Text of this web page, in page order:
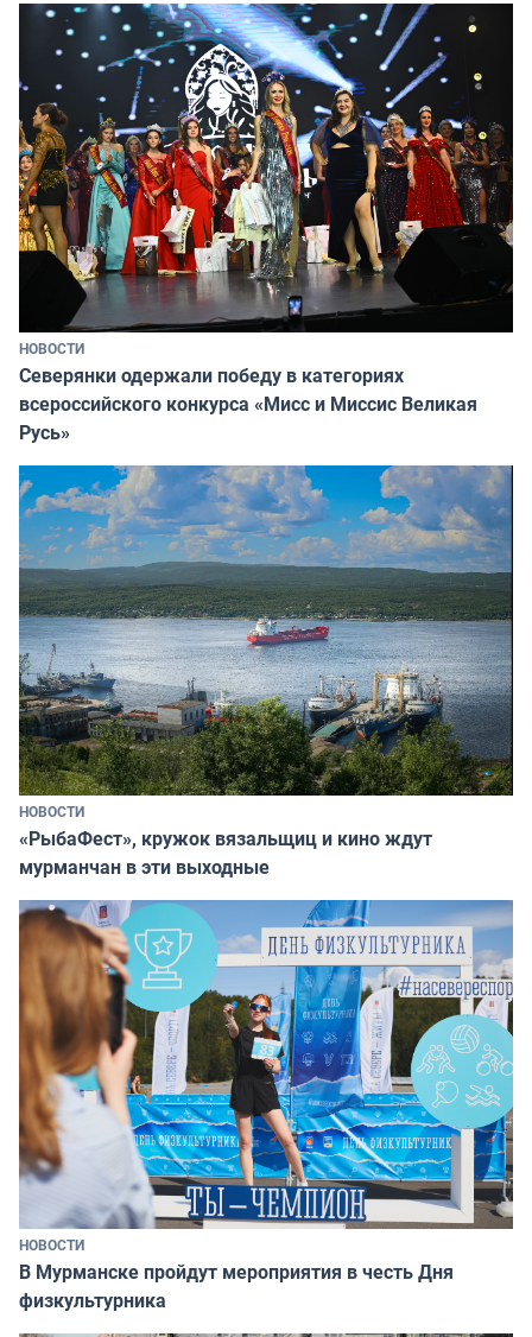
НОВОСТИ
Северянки одержали победу в категориях
всероссийского конкурса «Мисс и Миссис Великая
Русь»
НОВОСТИ
«РыбаФест», кружок вязальщиц и кино ждут
мурманчан в эти выходные
НОВОСТИ
В Мурманске пройдут мероприятия в честь Дня
физкультурника